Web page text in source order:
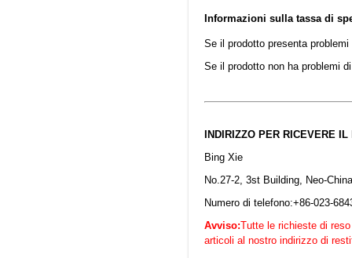
Informazioni sulla tassa di
Se il prodotto presenta
Se il prodotto non ha problemi
INDIRIZZO PER RICEVERE
Bing Xie
No.27-2, 3st Building, Neo-
Numero di telefono:+86-023-
Avviso:Tutte le richieste di
articoli al nostro indirizzo di